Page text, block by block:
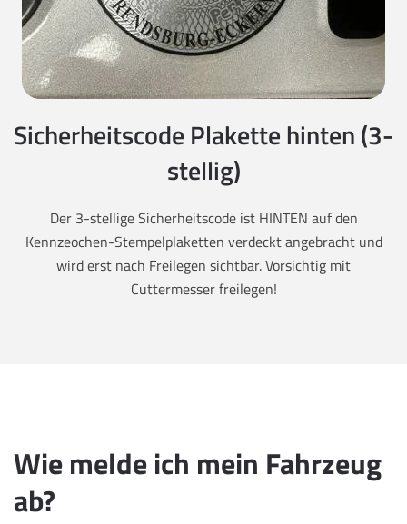
Sicherheitscode Plakette hinten (3-
stellig)
Der 3-stellige Sicherheitscode ist HINTEN auf den
Kennzeochen-Stempelplaketten verdeckt angebracht und
wird erst nach Freilegen sichtbar. Vorsichtig mit
Cuttermesser freilegen!
Wie melde ich mein Fahrzeug
ab?